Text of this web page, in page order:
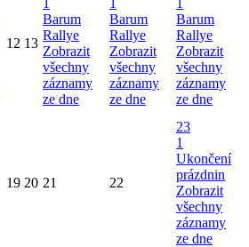
12 13
Barum
Rallye
Zobrazit
všechny
záznamy
ze dne
Barum
Rallye
Zobrazit
všechny
záznamy
ze dne
Barum
Rallye
Zobrazit
všechny
záznamy
ze dne
19 20 21 22
23
1
Ukončení
prázdnin
Zobrazit
všechny
záznamy
ze dne